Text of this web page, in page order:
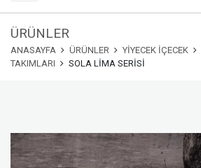
ÜRÜNLER
ANASAYFA ÜRÜNLER YIYECEK İÇECEK
TAKIMLARI
SOLA LIMA SERISI